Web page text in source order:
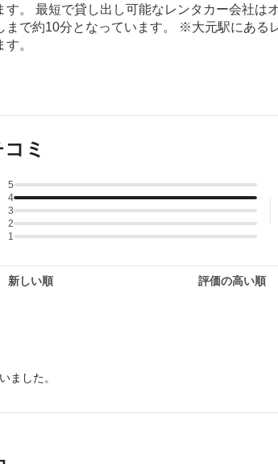
す。 最短で貸し出し可能なレンタカー会社は
まで約10分となっています。 ※大元駅にある
す。
ミ
5
4
3
2
1
新しい順 評価の高い順
ました。